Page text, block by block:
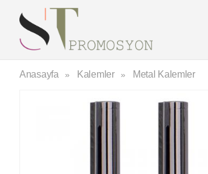
Anasayfa Kalemler Metal Kalemler